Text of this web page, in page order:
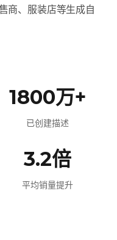
商、服装店等生成自
1800万+
已创建描述
3.2倍
平均销量提升